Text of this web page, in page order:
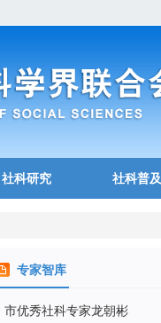
社科研究 社科普及
专家智库
市优秀社科专家龙朝彬